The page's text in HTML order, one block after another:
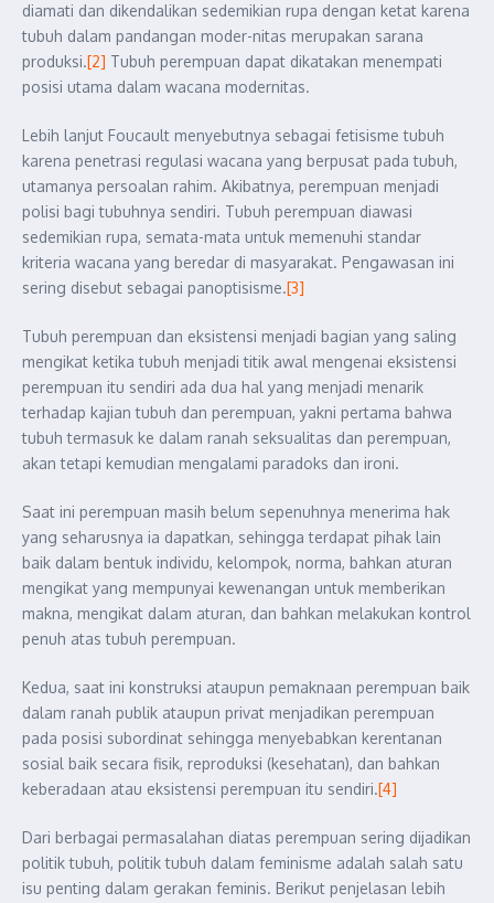
diamati dan dikendalikan sedemikian rupa dengan ketat karena
tubuh dalam pandangan moder-nitas merupakan sarana
produksi.[2] Tubuh perempuan dapat dikatakan menempati
posisi utama dalam wacana modernitas.
Lebih lanjut Foucault menyebutnya sebagai fetisisme tubuh
karena penetrasi regulasi wacana yang berpusat pada tubuh,
utamanya persoalan rahim. Akibatnya, perempuan menjadi
polisi bagi tubuhnya sendiri. Tubuh perempuan diawasi
sedemikian rupa, semata-mata untuk memenuhi standar
kriteria wacana yang beredar di masyarakat. Pengawasan ini
sering disebut sebagai panoptisisme.[3]
Tubuh perempuan dan eksistensi menjadi bagian yang saling
mengikat ketika tubuh menjadi titik awal mengenai eksistensi
perempuan itu sendiri ada dua hal yang menjadi menarik
terhadap kajian tubuh dan perempuan, yakni pertama bahwa
tubuh termasuk ke dalam ranah seksualitas dan perempuan,
akan tetapi kemudian mengalami paradoks dan ironi.
Saat ini perempuan masih belum sepenuhnya menerima hak
yang seharusnya ia dapatkan, sehingga terdapat pihak lain
baik dalam bentuk individu, kelompok, norma, bahkan aturan
mengikat yang mempunyai kewenangan untuk memberikan
makna, mengikat dalam aturan, dan bahkan melakukan kontrol
penuh atas tubuh perempuan.
Kedua, saat ini konstruksi ataupun pemaknaan perempuan baik
dalam ranah publik ataupun privat menjadikan perempuan
pada posisi subordinat sehingga menyebabkan kerentanan
sosial baik secara fisik, reproduksi (kesehatan), dan bahkan
keberadaan atau eksistensi perempuan itu sendiri.[4]
Dari berbagai permasalahan diatas perempuan sering dijadikan
politik tubuh, politik tubuh dalam feminisme adalah salah satu
isu penting dalam gerakan feminis. Berikut penjelasan lebih